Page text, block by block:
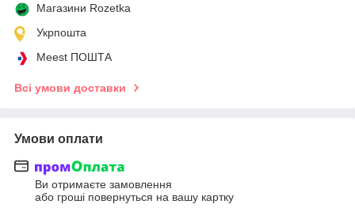
Магазини Rozetka
Укрпошта
Meest ПОШТА
Всі умови доставки
Умови оплати
Ви отримаєте замовлення
або гроші повернуться на вашу картку